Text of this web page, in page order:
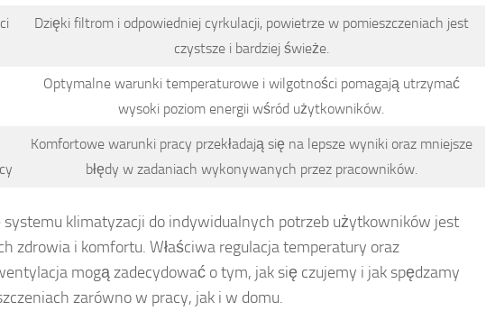
Dzięki filtrom i odpowiedniej cyrkulacji, powietrze w pomieszczeniach jest
czystsze i bardziej świeże.
Optymalne warunki temperaturowe i wilgotności pomagają utrzymać
wysoki poziom energii wśród użytkowników.
Komfortowe warunki pracy przekładają się na lepsze wyniki oraz mniejsze
błędy w zadaniach wykonywanych przez pracowników.
systemu klimatyzacji do indywidualnych potrzeb użytkowników jest
zdrowia i komfortu. Właściwa regulacja temperatury oraz
mogą zadecydować o tym, jak się czujemy i jak spędzamy
zarówno w pracy, jak i w domu.